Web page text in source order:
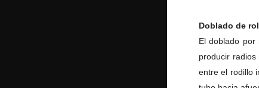
Doblado de
El doblado por
producir radios
entre el rodillo